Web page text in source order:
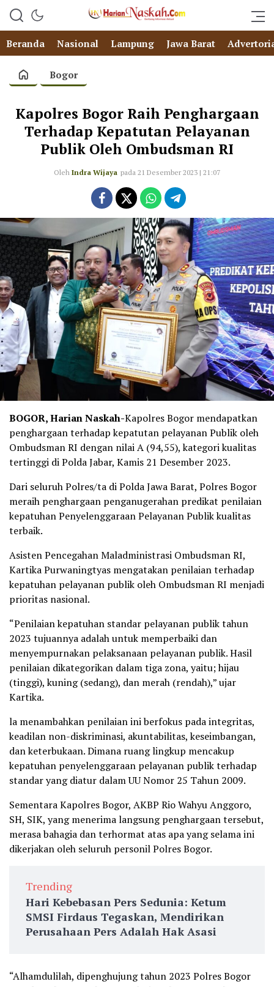
Beranda Nasional Lampung Jawa Barat
Bogor
Kapolres Bogor Raih Penghargaan
Terhadap Kepatutan Pelayanan
Publik Oleh Ombudsman RI
Oleh Indra Wijaya pada 21 Desember 2023 | 21:07
BOGOR, Harian Naskah-Kapolres Bogor mendapatkan
penghargaan terhadap kepatutan pelayanan Publik oleh
Ombudsman RI dengan nilai A (94,55), kategori kualitas
tertinggi di Polda Jabar, Kamis 21 Desember 2023.
Dari seluruh Polres/ta di Polda Jawa Barat, Polres Bogor
meraih penghargaan penganugerahan predikat penilaian
kepatuhan Penyelenggaraan Pelayanan Publik kualitas
terbaik.
Asisten Pencegahan Maladministrasi Ombudsman RI,
Kartika Purwaningtyas mengatakan penilaian terhadap
kepatuhan pelayanan publik oleh Ombudsman RI menjadi
prioritas nasional.
“Penilaian kepatuhan standar pelayanan publik tahun
2023 tujuannya adalah untuk memperbaiki dan
menyempurnakan pelaksanaan pelayanan publik. Hasil
penilaian dikategorikan dalam tiga zona, yaitu; hijau
(tinggi), kuning (sedang), dan merah (rendah),” ujar
Kartika.
la menambahkan penilaian ini berfokus pada integritas,
keadilan non-diskriminasi, akuntabilitas, keseimbangan,
dan keterbukaan. Dimana ruang lingkup mencakup
kepatuhan penyelenggaraan pelayanan publik terhadap
standar yang diatur dalam UU Nomor 25 Tahun 2009.
Sementara Kapolres Bogor, AKBP Rio Wahyu Anggoro,
SH, SIK, yang menerima langsung penghargaan tersebut,
merasa bahagia dan terhormat atas apa yang selama ini
dikerjakan oleh seluruh personil Polres Bogor.
Trending
Hari Kebebasan Pers Sedunia: Ketum
SMSI Firdaus Tegaskan, Mendirikan
Perusahaan Pers Adalah Hak Asasi
“Alhamdulilah, dipenghujung tahun 2023 Polres Bogor